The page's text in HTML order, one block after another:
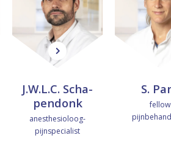
m
a
J.W.L.C. Scha­
pendonk
anesthesioloog-
pijnspecialist
J
W
.
S.
fellow